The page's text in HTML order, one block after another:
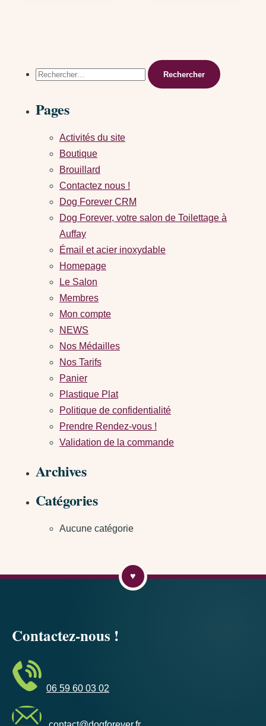
Rechercher :
Pages
Activités du site
Boutique
Brouillard
Contactez nous !
Dog Forever CRM
Dog Forever, votre salon de Toilettage à
Auffay
Émail et acier inoxydable
Homepage
Le Salon
Membres
Mon compte
NEWS
Nos Médailles
Nos Tarifs
Panier
Plastique Plat
Politique de confidentialité
Prendre Rendez-vous !
Validation de la commande
Archives
Catégories
Aucune catégorie
Contactez-nous !
06 59 60 03 02